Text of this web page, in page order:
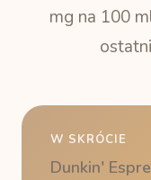
mg na 100
W SKRÓCIE
Dunkin'